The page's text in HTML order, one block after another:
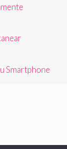
Smartphone